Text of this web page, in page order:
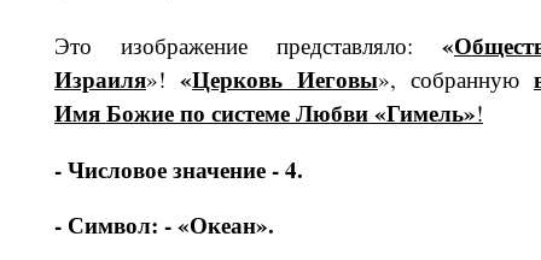
Это изображение представляло: «
Израиля»! «Церковь Иего­вы», собранную
Имя Божие по системе Любви «Гимель»!
- Числовое значение - 4.
- Символ: - «Океан».